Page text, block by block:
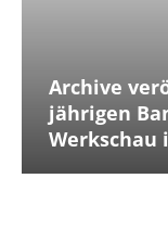
Archive
jährigen
Werkschau